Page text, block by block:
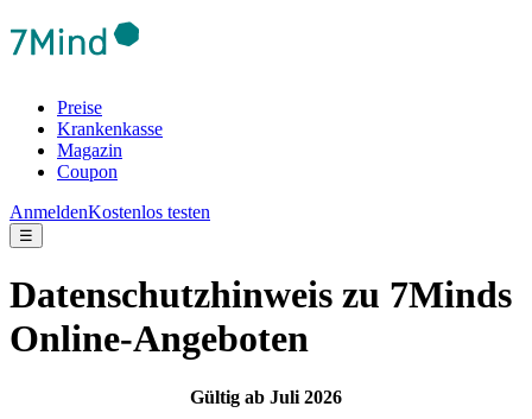
Preise
Krankenkasse
Magazin
Coupon
AnmeldenKostenlos testen
☰
Datenschutzhinweis zu 7Minds
Online-Angeboten
Gültig ab Juli 2026